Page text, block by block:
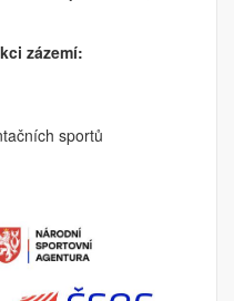
zázemí:
sportů